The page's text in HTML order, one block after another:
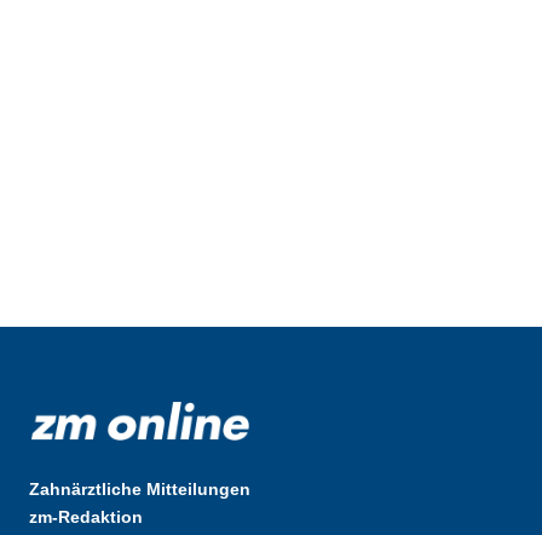
Zahnärztliche Mitteilungen
zm-Redaktion